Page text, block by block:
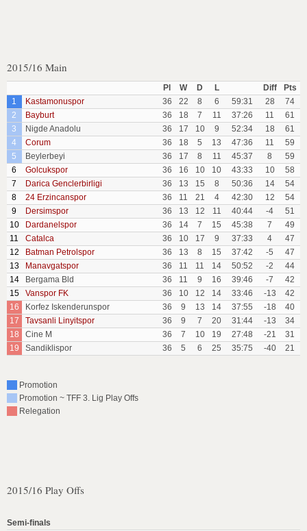
2015/16 Main
Pl W D L Diff
Pts
1
Kastamonuspor 36 22 8 6 59:31 28
74
2
Bayburt 36 18 7 11 37:26 11
61
3
Nigde Anadolu 36 17 10 9 52:34 18
61
4
Corum 36 18 5 13 47:36 11
59
5
Beylerbeyi 36 17 8 11 45:37 8
59
6
Golcukspor 36 16 10 10 43:33 10
58
7
Darica Genclerbirligi 36 13 15 8 50:36 14
54
8
24 Erzincanspor 36 11 21 4 42:30 12
54
9
Dersimspor 36 13 12 11 40:44 -4
51
10
Dardanelspor 36 14 7 15 45:38 7
49
11
Catalca 36 10 17 9 37:33 4
47
12
Batman Petrolspor 36 13 8 15 37:42 -5
47
13
Manavgatspor 36 11 11 14 50:52 -2
44
14
Bergama Bld 36 11 9 16 39:46 -7
42
15
Vanspor FK 36 10 12 14 33:46 -13
42
16
Korfez Iskenderunspor 36 9 13 14 37:55 -18
40
17
Tavsanli Linyitspor 36 9 7 20 31:44 -13
34
18
Cine M 36 7 10 19 27:48 -21
31
19
Sandiklispor 36 5 6 25 35:75 -40 21
Promotion
Promotion ~ TFF 3. Lig Play Offs
Relegation
2015/16 Play Offs
Semi-finals